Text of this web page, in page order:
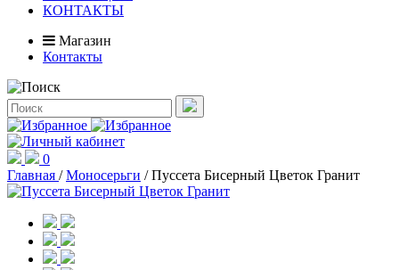
КОНТАКТЫ
Магазин
Контакты
0
Главная /Моносерьги /Пуссета Бисерный Цветок Гранит